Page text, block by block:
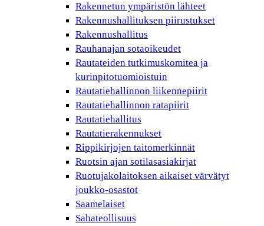
Rakennetun ympäristön lähteet
Rakennushallituksen piirustukset
Rakennushallitus
Rauhanajan sotaoikeudet
Rautateiden tutkimuskomitea ja
kurinpitotuomioistuin
Rautatiehallinnon liikennepiirit
Rautatiehallinnon ratapiirit
Rautatiehallitus
Rautatierakennukset
Rippikirjojen taitomerkinnät
Ruotsin ajan sotilasasiakirjat
Ruotujakolaitoksen aikaiset värvätyt
joukko-osastot
Saamelaiset
Sahateollisuus